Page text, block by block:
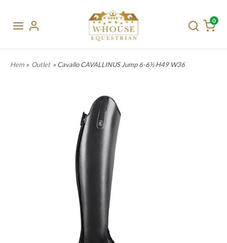
0
Hem » Outlet » Cavallo CAVALLINUS Jump 6-6½ H49 W36